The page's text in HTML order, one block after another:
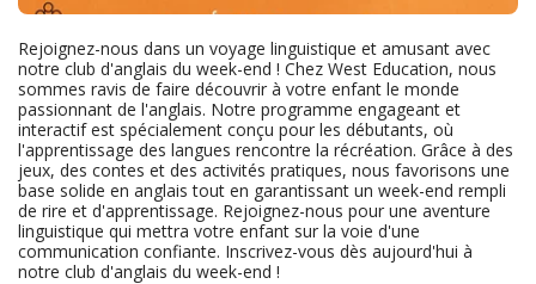
Rejoignez-nous dans un voyage linguistique et amusant avec
notre club d'anglais du week-end ! Chez West Education, nous
sommes ravis de faire découvrir à votre enfant le monde
passionnant de l'anglais. Notre programme engageant et
interactif est spécialement conçu pour les débutants, où
l'apprentissage des langues rencontre la récréation. Grâce à des
jeux, des contes et des activités pratiques, nous favorisons une
base solide en anglais tout en garantissant un week-end rempli
de rire et d'apprentissage. Rejoignez-nous pour une aventure
linguistique qui mettra votre enfant sur la voie d'une
communication confiante. Inscrivez-vous dès aujourd'hui à
notre club d'anglais du week-end !